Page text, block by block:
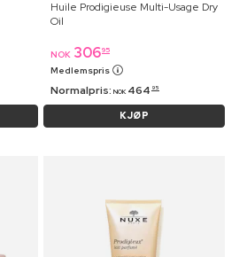
Huile Prodigieuse Multi-Usage Dry
Oil
NOK 30695
Medlemspris
Normalpris: NOK 464 95
KJØP